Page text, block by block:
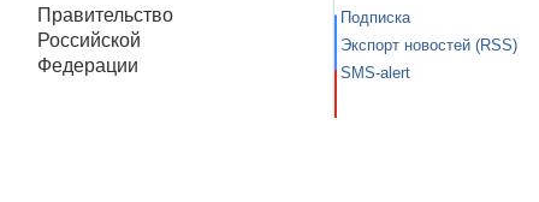
Правительство
Российской
Федерации
Подписка
Экспорт новостей (RSS)
SMS-alert